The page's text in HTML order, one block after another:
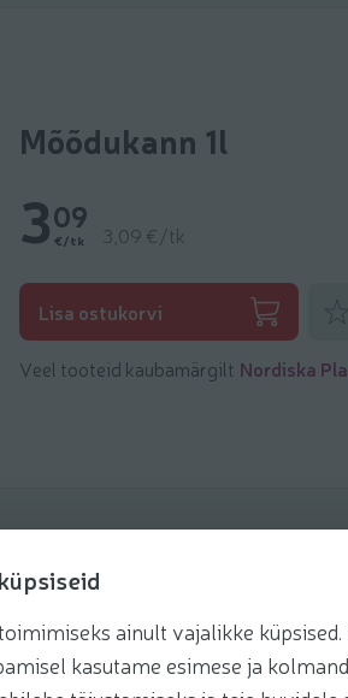
ainult vajalikke küpsised.
kasutame esimese ja
Mõõdukann 1l
309
€/tk 3,09 €/tk
Lisa ostukorvi
Veel tooteid kaubamärgilt Nordiska